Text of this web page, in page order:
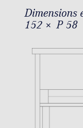
Dimensions
152 × P 58